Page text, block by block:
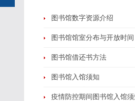
图书馆数字资源介绍
图书馆馆室分布与开放时间
图书馆借还书方法
图书馆入馆须知
疫情防控期间图书馆入馆须